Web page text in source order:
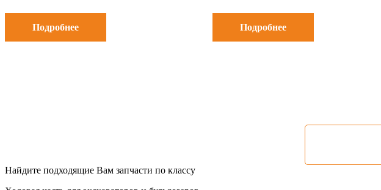
Подробнее Подробнее
Найдите подходящие Вам запчасти по классу